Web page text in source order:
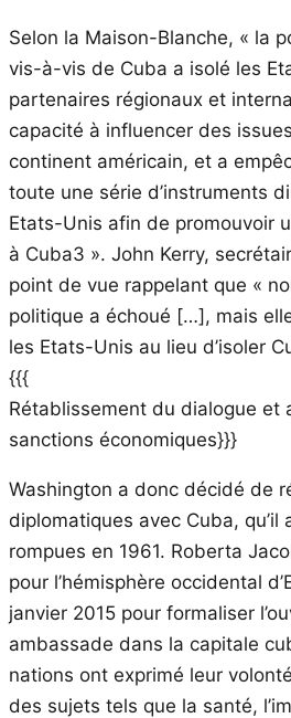
Selon la Maison-Blanche, « la
vis-à-vis de Cuba a isolé les
partenaires régionaux et
capacité à influencer des
continent américain, et a
toute une série d’instruments
Etats-Unis afin de promouvoir
à Cuba3 ». John Kerry,
point de vue rappelant que «
politique a échoué […], mais
les Etats-Unis au lieu d’isoler
{{{
Rétablissement du dialogue et
sanctions économiques}}}
Washington a donc décidé de
diplomatiques avec Cuba,
rompues en 1961. Roberta
pour l’hémisphère occidental
janvier 2015 pour formaliser
ambassade dans la capitale
nations ont exprimé leur
des sujets tels que la santé,